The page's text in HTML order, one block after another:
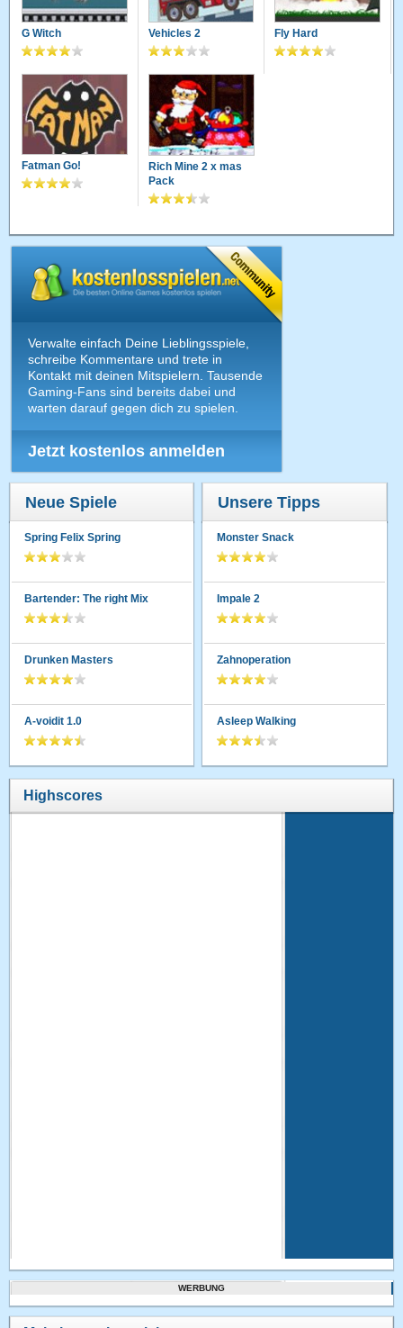
G Witch Vehicles 2 Fly Hard
Fatman Go!
Rich Mine 2 x mas
Pack
Verwalte einfach Deine Lieblingsspiele,
schreibe Kommentare und trete in
Kontakt mit deinen Mitspielern. Tausende
Gaming-Fans sind bereits dabei und
warten darauf gegen dich zu spielen.
Jetzt kostenlos anmelden
Neue Spiele
Spring Felix Spring
Bartender: The right Mix
Drunken Masters
A-voidit 1.0
Unsere Tipps
Monster Snack
Impale 2
Zahnoperation
Asleep Walking
Highscores
WERBUNG